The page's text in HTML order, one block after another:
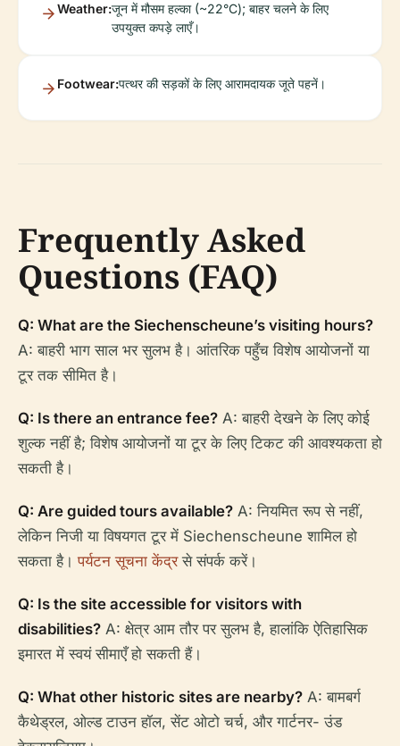
Weather:जून में मौसम हल्का (~22°C); बाहर चलने के लिए
उपयुक्त कपड़े लाएँ।
Footwear:पत्थर की सड़कों के लिए आरामदायक जूते पहनें।
Frequently Asked
Questions (FAQ)
Q: What are the Siechenscheune’s visiting hours?
A: बाहरी भाग साल भर सुलभ है। आंतरिक पहुँच विशेष आयोजनों या
टूर तक सीमित है।
Q: Is there an entrance fee? A: बाहरी देखने के लिए कोई
शुल्क नहीं है; विशेष आयोजनों या टूर के लिए टिकट की आवश्यकता हो
सकती है।
Q: Are guided tours available? A: नियमित रूप से नहीं,
लेकिन निजी या विषयगत टूर में Siechenscheune शामिल हो
सकता है।पर्यटन सूचना केंद्रसे संपर्क करें।
Q: Is the site accessible for visitors with
disabilities? A: क्षेत्र आम तौर पर सुलभ है, हालांकि ऐतिहासिक
इमारत में स्वयं सीमाएँ हो सकती हैं।
Q: What other historic sites are nearby? A: बामबर्ग
कैथेड्रल, ओल्ड टाउन हॉल, सेंट ओटो चर्च, और गार्टनर- उंड